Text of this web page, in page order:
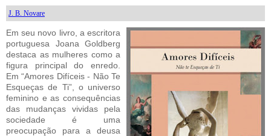
J. B. Novare
Em seu novo livro, a escritora
portuguesa Joana Goldberg
destaca as mulheres como a
figura principal do enredo.
Em “Amores Difíceis - Não Te
Esqueças de Ti”, o universo
feminino e as consequências
das mudanças vividas pela
sociedade é uma
preocupação para a deusa